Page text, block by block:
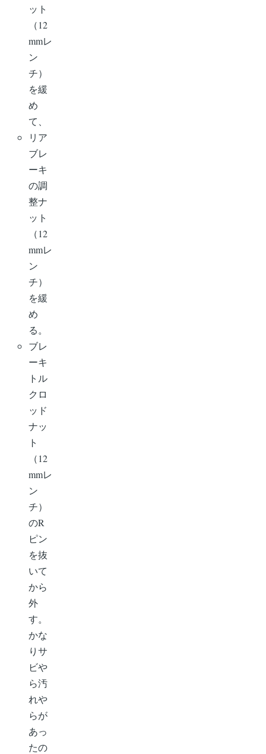
ット
（12
mmレ
ン
チ）
を緩
め
て、
リア
ブレ
ーキ
の調
整ナ
ット
（12
mmレ
ン
チ）
を緩
め
る。
ブレ
ーキ
トル
クロ
ッド
ナッ
ト
（12
mmレ
ン
チ）
のR
ピン
を抜
いて
から
外
す。
かな
りサ
ビや
ら汚
れや
らが
あっ
たの